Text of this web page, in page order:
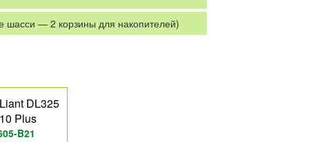
шасси — 2 корзины для накопителей)
DL325
Plus
B21